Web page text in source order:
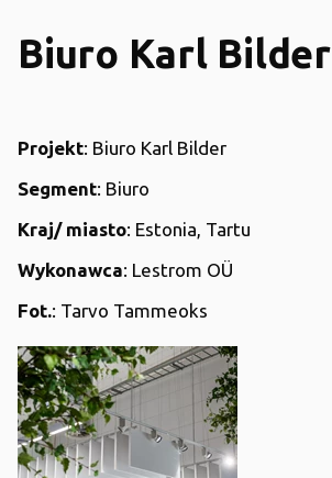
Biuro Karl Bilder
Projekt: Biuro Karl Bilder
Segment: Biuro
Kraj/ miasto: Estonia, Tartu
Wykonawca: Lestrom OÜ
Fot.: Tarvo Tammeoks